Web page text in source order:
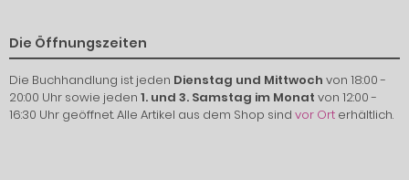
Die Öffnungszeiten
Die Buchhandlung ist jeden Dienstag und Mittwoch von 18:00 -
20:00 Uhr sowie jeden 1. und 3. Samstag im Monat von 12:00 -
16:30 Uhr geöffnet. Alle Artikel aus dem Shop sind vor Ort erhältlich.